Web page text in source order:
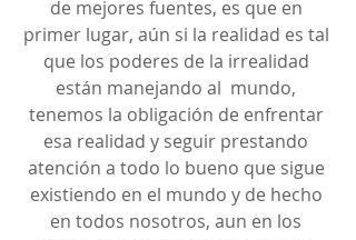
de mejores fuentes, es que en
primer lugar, aún si la realidad es tal
que los poderes de la irrealidad
están manejando al  mundo,
tenemos la obligación de enfrentar
esa realidad y seguir prestando
atención a todo lo bueno que sigue
existiendo en el mundo y de hecho
en todos nosotros, aun en los